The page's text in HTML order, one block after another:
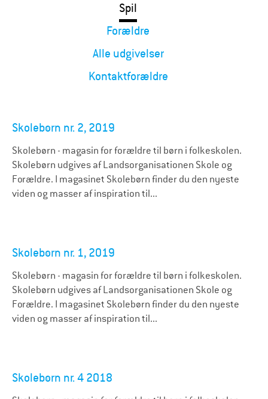
Spil
Forældre
Alle udgivelser
Kontaktforældre
Skolebørn nr. 2, 2019
Skolebørn - magasin for forældre til børn i folkeskolen.
Skolebørn udgives af Landsorganisationen Skole og
Forældre. I magasinet Skolebørn finder du den nyeste
viden og masser af inspiration til...
Skolebørn nr. 1, 2019
Skolebørn - magasin for forældre til børn i folkeskolen.
Skolebørn udgives af Landsorganisationen Skole og
Forældre. I magasinet Skolebørn finder du den nyeste
viden og masser af inspiration til...
Skolebørn nr. 4 2018